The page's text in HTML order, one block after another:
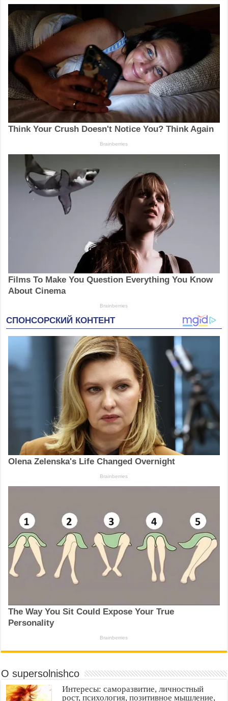
О supersolnishco
Интересы: саморазвитие, личностный
рост, психология, позитивное мышление,